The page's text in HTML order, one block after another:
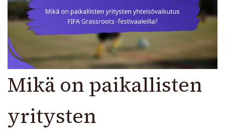
Mikä on paikallisten
yritysten